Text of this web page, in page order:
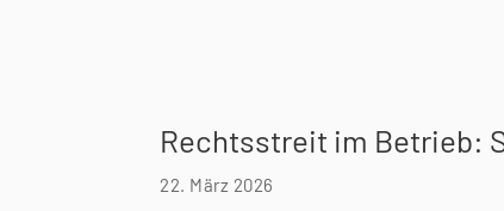
Rechtsstreit im Betrieb:
22. März 2026